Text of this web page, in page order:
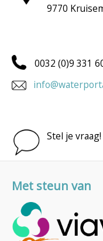
9770
0032 (0)9 331
Stel je vraag!
Met steun van